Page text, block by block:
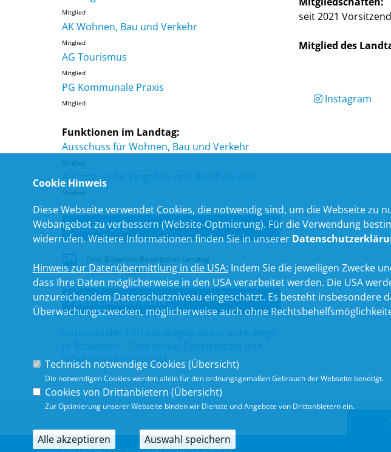
Mitglied
AK Wohnen, Bau und Verkehr
Mitglied
AG Tourismus
Mitglied
PG Kommunale Praxis
Mitglied
Funktionen im Landtag:
Ausschuss für Wohnen, Bau und Verkehr
Mitglied
Ausschuss für Eingaben und Beschwerden
Mitglied
PRESSEFOTO
Foto: Bildarchiv Bayerischer Landtag
1152 x 1613 (JPG)
PRESSEMELDUNGEN
Vorstand der CSU-Landtagsfraktion unterwegs
in Schwaben – Tourismus, Sportstätten und
Schulen im Mittelpunkt
seit 2021
Mitglied des
Instagram
Cookie Hinweis
Diese Webseite verwendet Cookies, die notwendig sind, um die Webseite
Webangebot zu verbessern (Website-Optmierung). Für die Verwendung
widerrufen. Weitere Informationen finden Sie in unserer
Hinweis zur Datenübermittlung in die USA: Indem Sie die jeweiligen Zwecke
dass Ihre Daten möglicherweise in den USA verarbeitet werden. Die USA
unzureichendem Datenschutzniveau eingeschätzt. Es besteht insbesondere
Überwachungszwecken, möglicherweise auch ohne
Technisch notwendige Cookies (Übersicht)
Die notwendigen Cookies werden allein für den ordnungsgemäßen Gebrauch der Webseite benötigt.
Cookies von Drittanbietern (Übersicht)
Zur Optimierung unserer Webseite binden wir Dienste und Angebote von Drittanbietern ein.
Alle akzeptieren Auswahl speichern